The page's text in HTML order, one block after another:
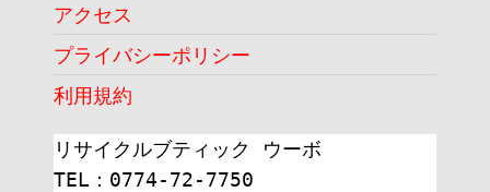
アクセス
プライバシーポリシー
利用規約
リサイクルブティック ウーボ
TEL：0774-72-7750